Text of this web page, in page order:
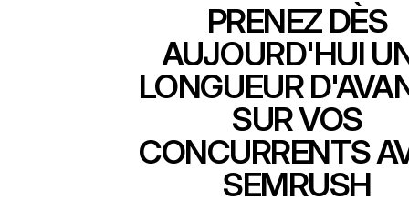
PRENEZ DÈS
AUJOURD'HUI
LONGUEUR
SUR VOS
CONCURRENTS
SEMRUSH